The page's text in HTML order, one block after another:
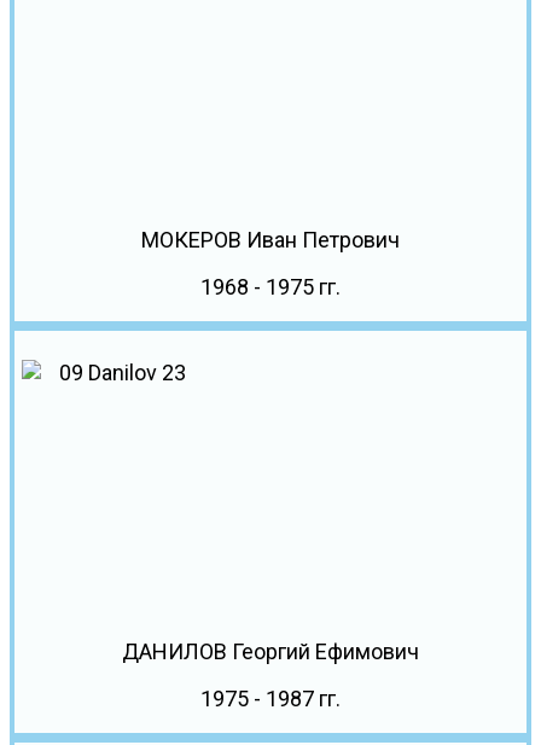
МОКЕРОВ Иван Петрович
1968 - 1975 гг.
ДАНИЛОВ Георгий Ефимович
1975 - 1987 гг.